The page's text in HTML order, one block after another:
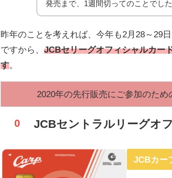
発売まで、1週間切ってのことでし
昨年のことを考えれば、今年も2月28～29
ですから、JCBセリーグオフィシャルカー
す
2020年の先行販売にご参加のた
JCBセントラルリーグオ
JCBカー